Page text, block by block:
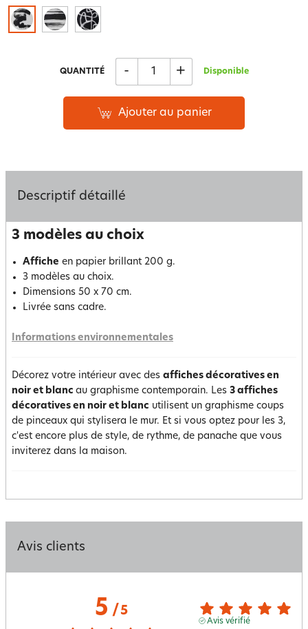
QUANTITÉ - + Disponible
Ajouter au panier
Descriptif détaillé
3 modèles au choix
Affiche en papier brillant 200 g.
3 modèles au choix.
Dimensions 50 x 70 cm.
Livrée sans cadre.
Informations environnementales
Décorez votre intérieur avec des affiches décoratives en
noir et blanc au graphisme contemporain. Les 3 affiches
décoratives en noir et blanc utilisent un graphisme coups
de pinceaux qui stylisera le mur. Et si vous optez pour les 3,
c'est encore plus de style, de rythme, de panache que vous
inviterez dans la maison.
Avis clients
5/ 5
Avis vérifié